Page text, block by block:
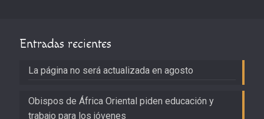
Entradas recientes
La página no será actualizada en agosto
Obispos de África Oriental piden educación y
trabajo para los jóvenes